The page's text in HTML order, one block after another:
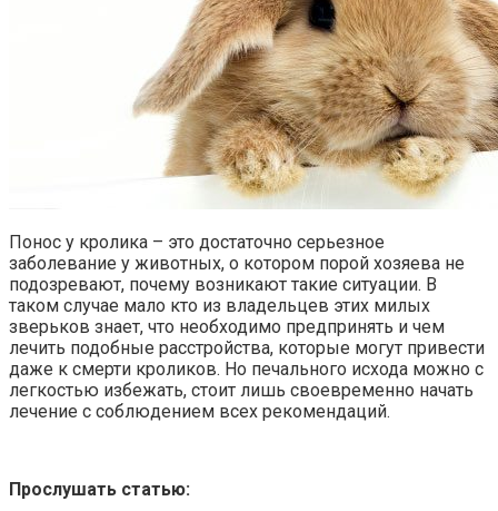
Понос у кролика – это достаточно серьезное
заболевание у животных, о котором порой хозяева не
подозревают, почему возникают такие ситуации. В
таком случае мало кто из владельцев этих милых
зверьков знает, что необходимо предпринять и чем
лечить подобные расстройства, которые могут привести
даже к смерти кроликов. Но печального исхода можно с
легкостью избежать, стоит лишь своевременно начать
лечение с соблюдением всех рекомендаций.
Прослушать статью: